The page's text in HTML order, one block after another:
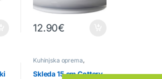
na strani izdelka
12.90€
Kuhinjska oprema,
Skleda 15 cm Cottery